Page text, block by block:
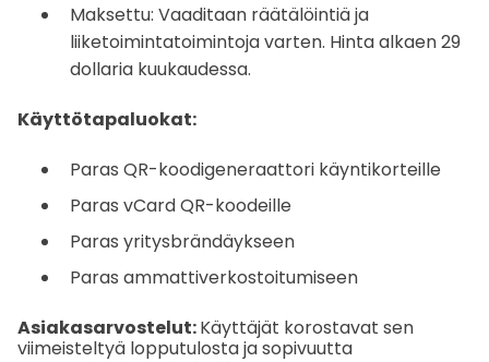
Maksettu: Vaaditaan räätälöintiä ja
liiketoimintatoimintoja varten. Hinta alkaen 29
dollaria kuukaudessa.
Käyttötapaluokat:
Paras QR-koodigeneraattori käyntikorteille
Paras vCard QR-koodeille
Paras yritysbrändäykseen
Paras ammattiverkostoitumiseen
Asiakasarvostelut:Käyttäjät korostavat sen
viimeisteltyä lopputulosta ja sopivuutta